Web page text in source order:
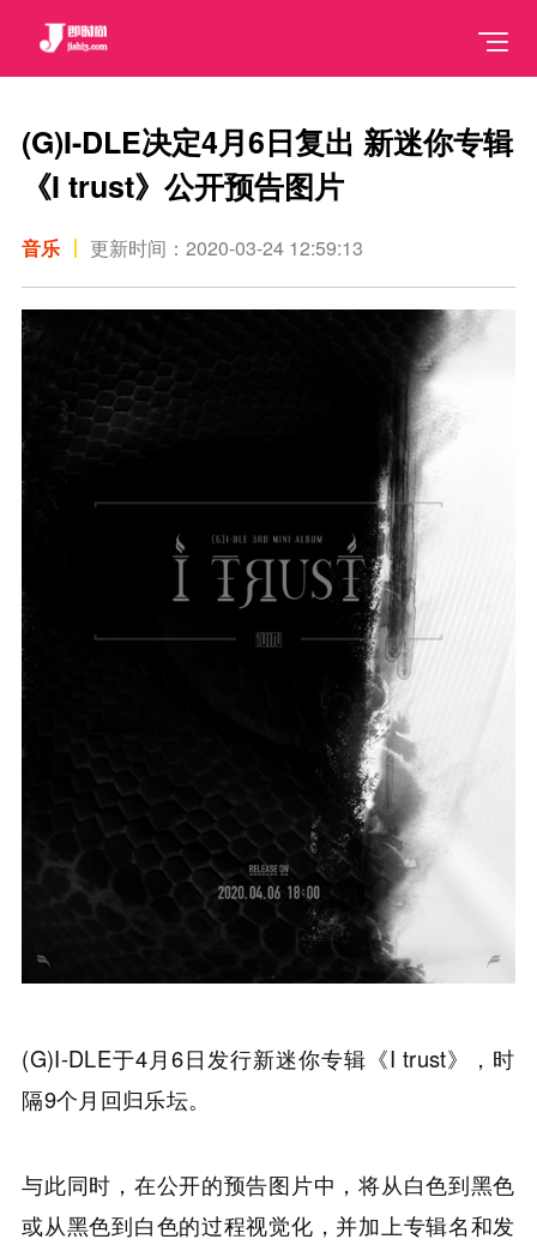
(G)I-DLE决定4月6日复出 新迷你专辑
《I trust》公开预告图片
音乐 更新时间：2020-03-24 12:59:13
(G)I-DLE于4月6日发行新迷你专辑《I trust》，时
隔9个月回归乐坛。
与此同时，在公开的预告图片中，将从白色到黑色
或从黑色到白色的过程视觉化，并加上专辑名和发